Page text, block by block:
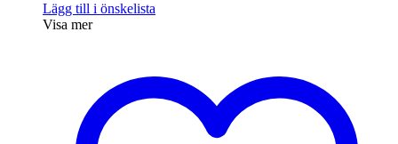
Lägg till i önskelista
Visa mer